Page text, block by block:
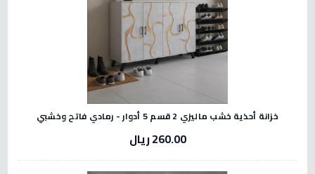
خزانة أحذية خشب ماليزي 2 قسم 5 أدوار - رمادي فاتح وخشبي
260.00 ريال